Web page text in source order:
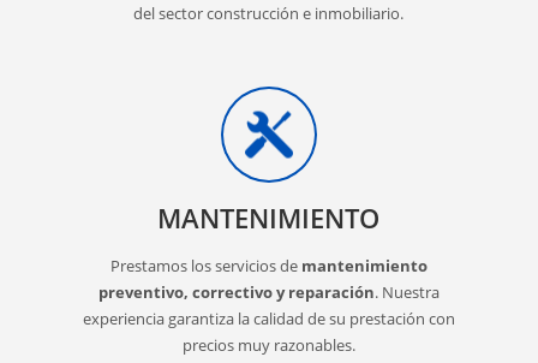
del sector construcción e inmobiliario.
MANTENIMIENTO
Prestamos los servicios de mantenimiento
preventivo, correctivo y reparación. Nuestra
experiencia garantiza la calidad de su prestación con
precios muy razonables.